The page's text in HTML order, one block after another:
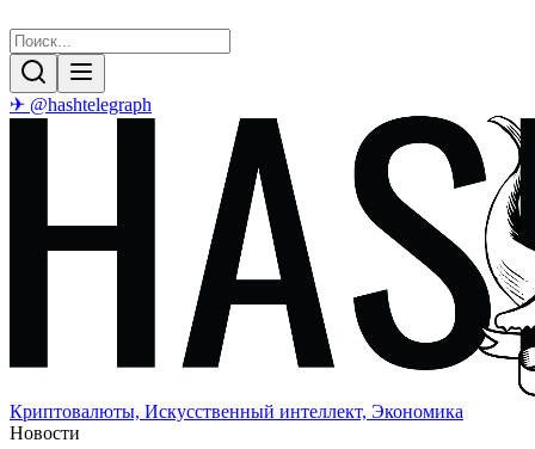
✈ @hashtelegraph
Криптовалюты, Искусственный интеллект, Экономика
Новости